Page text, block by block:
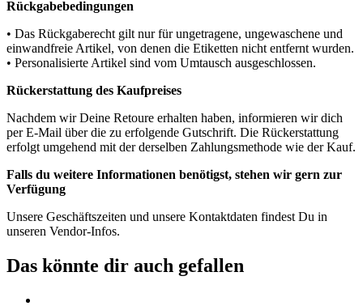
Rückgabebedingungen
• Das Rückgaberecht gilt nur für ungetragene, ungewaschene und
einwandfreie Artikel, von denen die Etiketten nicht entfernt wurden.
• Personalisierte Artikel sind vom Umtausch ausgeschlossen.
Rückerstattung des Kaufpreises
Nachdem wir Deine Retoure erhalten haben, informieren wir dich
per E-Mail über die zu erfolgende Gutschrift. Die Rückerstattung
erfolgt umgehend mit der derselben Zahlungsmethode wie der Kauf.
Falls du weitere Informationen benötigst, stehen wir gern zur
Verfügung
Unsere Geschäftszeiten und unsere Kontaktdaten findest Du in
unseren Vendor-Infos.
Das könnte dir auch gefallen